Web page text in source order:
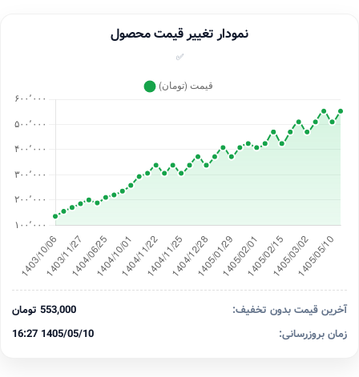
نمودار تغییر قیمت محصول
✅
آخرین قیمت بدون تخفیف:
553,000 تومان
زمان بروزرسانی:
1405/05/10 16:27